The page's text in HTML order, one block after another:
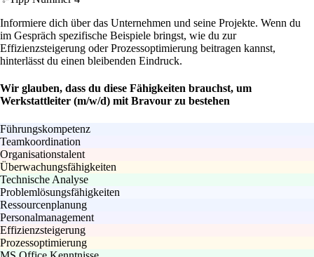
Informiere dich über das Unternehmen und seine Projekte. Wenn du
im Gespräch spezifische Beispiele bringst, wie du zur
Effizienzsteigerung oder Prozessoptimierung beitragen kannst,
hinterlässt du einen bleibenden Eindruck.
Wir glauben, dass du diese Fähigkeiten brauchst, um
Werkstattleiter (m/w/d) mit Bravour zu bestehen
Führungskompetenz
Teamkoordination
Organisationstalent
Überwachungsfähigkeiten
Technische Analyse
Problemlösungsfähigkeiten
Ressourcenplanung
Personalmanagement
Effizienzsteigerung
Prozessoptimierung